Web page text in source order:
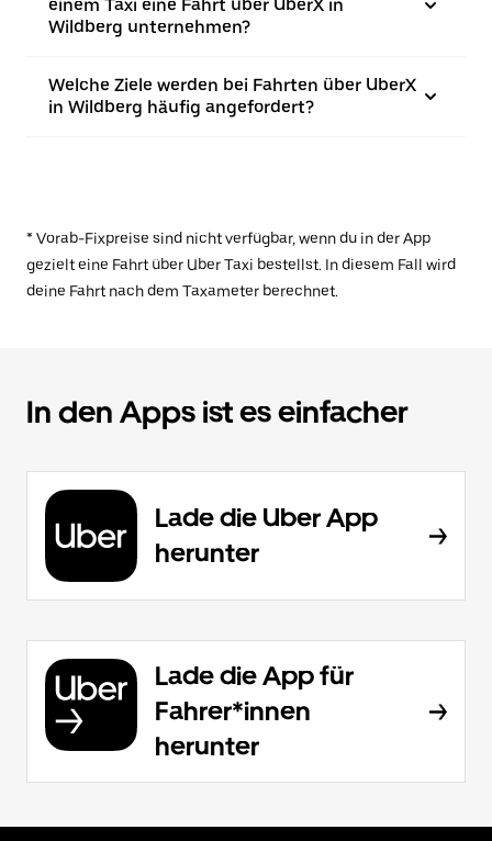
einem Taxi eine Fahrt über UberX in
Wildberg unternehmen?
Welche Ziele werden bei Fahrten über UberX
in Wildberg häufig angefordert?
* Vorab-Fixpreise sind nicht verfügbar, wenn du in der App
gezielt eine Fahrt über Uber Taxi bestellst. In diesem Fall wird
deine Fahrt nach dem Taxameter berechnet.
In den Apps ist es einfacher
Lade die Uber App
herunter
Lade die App für
Fahrer*innen
herunter